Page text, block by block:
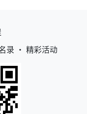
录 • 精彩活动